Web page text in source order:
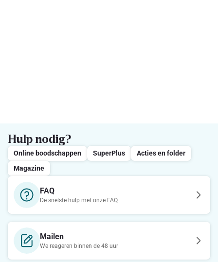
Hulp nodig?
Online boodschappen SuperPlus
Acties en folder
Magazine
FAQ
De snelste hulp met onze FAQ
Mailen
We reageren binnen de 48 uur